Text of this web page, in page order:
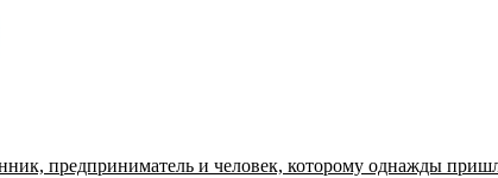
предприниматель и человек, которому однажды